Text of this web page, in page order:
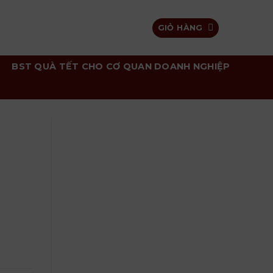
GIỎ HÀNG
BST QUÀ TẾT CHO CƠ QUAN DOANH NGHIỆP